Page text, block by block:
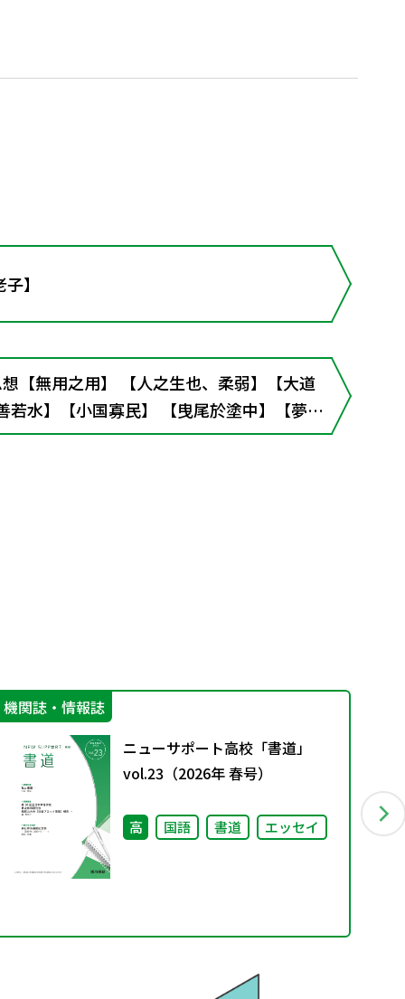
】
【無用之用】 【人之生也、柔弱】【大道
若水】【小国寡民】 【曳尾於塗中】【夢為
儒家と道家
機関誌・情報誌
ニューサポート高校「書道」
vol.23（2026年 春号）
高 国語 書道 エッセイ